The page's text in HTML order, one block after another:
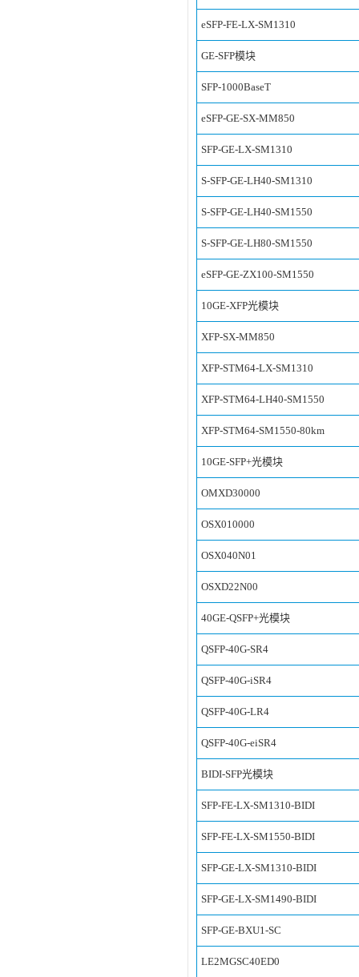
eSFP-FE-LX-SM1310
GE-SFP模块
SFP-1000BaseT
eSFP-GE-SX-MM850
SFP-GE-LX-SM1310
S-SFP-GE-LH40-SM1310
S-SFP-GE-LH40-SM1550
S-SFP-GE-LH80-SM1550
eSFP-GE-ZX100-SM1550
10GE-XFP光模块
XFP-SX-MM850
XFP-STM64-LX-SM1310
XFP-STM64-LH40-SM1550
XFP-STM64-SM1550-80km
10GE-SFP+光模块
OMXD30000
OSX010000
OSX040N01
OSXD22N00
40GE-QSFP+光模块
QSFP-40G-SR4
QSFP-40G-iSR4
QSFP-40G-LR4
QSFP-40G-eiSR4
BIDI-SFP光模块
SFP-FE-LX-SM1310-BIDI
SFP-FE-LX-SM1550-BIDI
SFP-GE-LX-SM1310-BIDI
SFP-GE-LX-SM1490-BIDI
SFP-GE-BXU1-SC
LE2MGSC40ED0